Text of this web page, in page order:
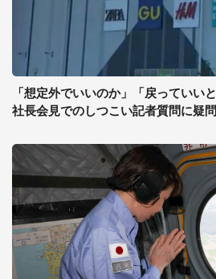
「想定外でいいのか」「戻っていい
社長会見でのしつこい記者質問に疑